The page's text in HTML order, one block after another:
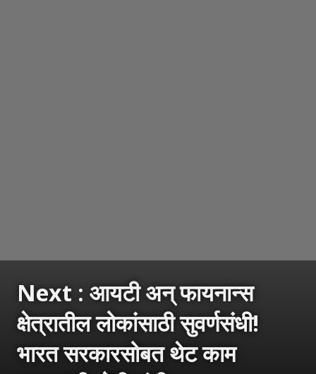
Next : आयटी अन् फायनान्स
क्षेत्रातील लोकांसाठी सुवर्णसंधी!
भारत सरकारसोबत थेट काम